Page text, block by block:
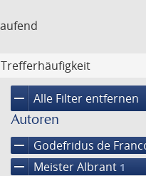
remove Alle Filter entfernen
Autoren
remove Godefridus de
remove Meister Albrant 1